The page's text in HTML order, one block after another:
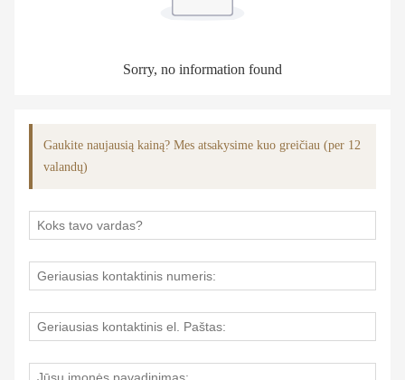
Sorry, no information found
Gaukite naujausią kainą? Mes atsakysime kuo greičiau (per 12
valandų)